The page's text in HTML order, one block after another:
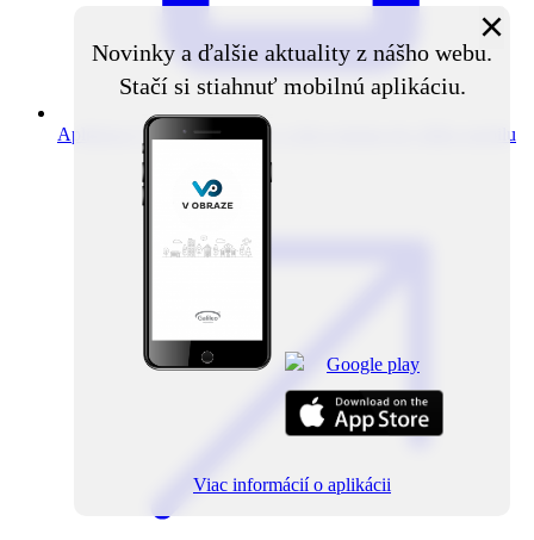
Aplikácia V obraze Novinky z obce priamo do vášho mobilu
Novinky a ďalšie aktuality z nášho webu.
Stačí si stiahnuť mobilnú aplikáciu.
×
Viac informácií o aplikácii